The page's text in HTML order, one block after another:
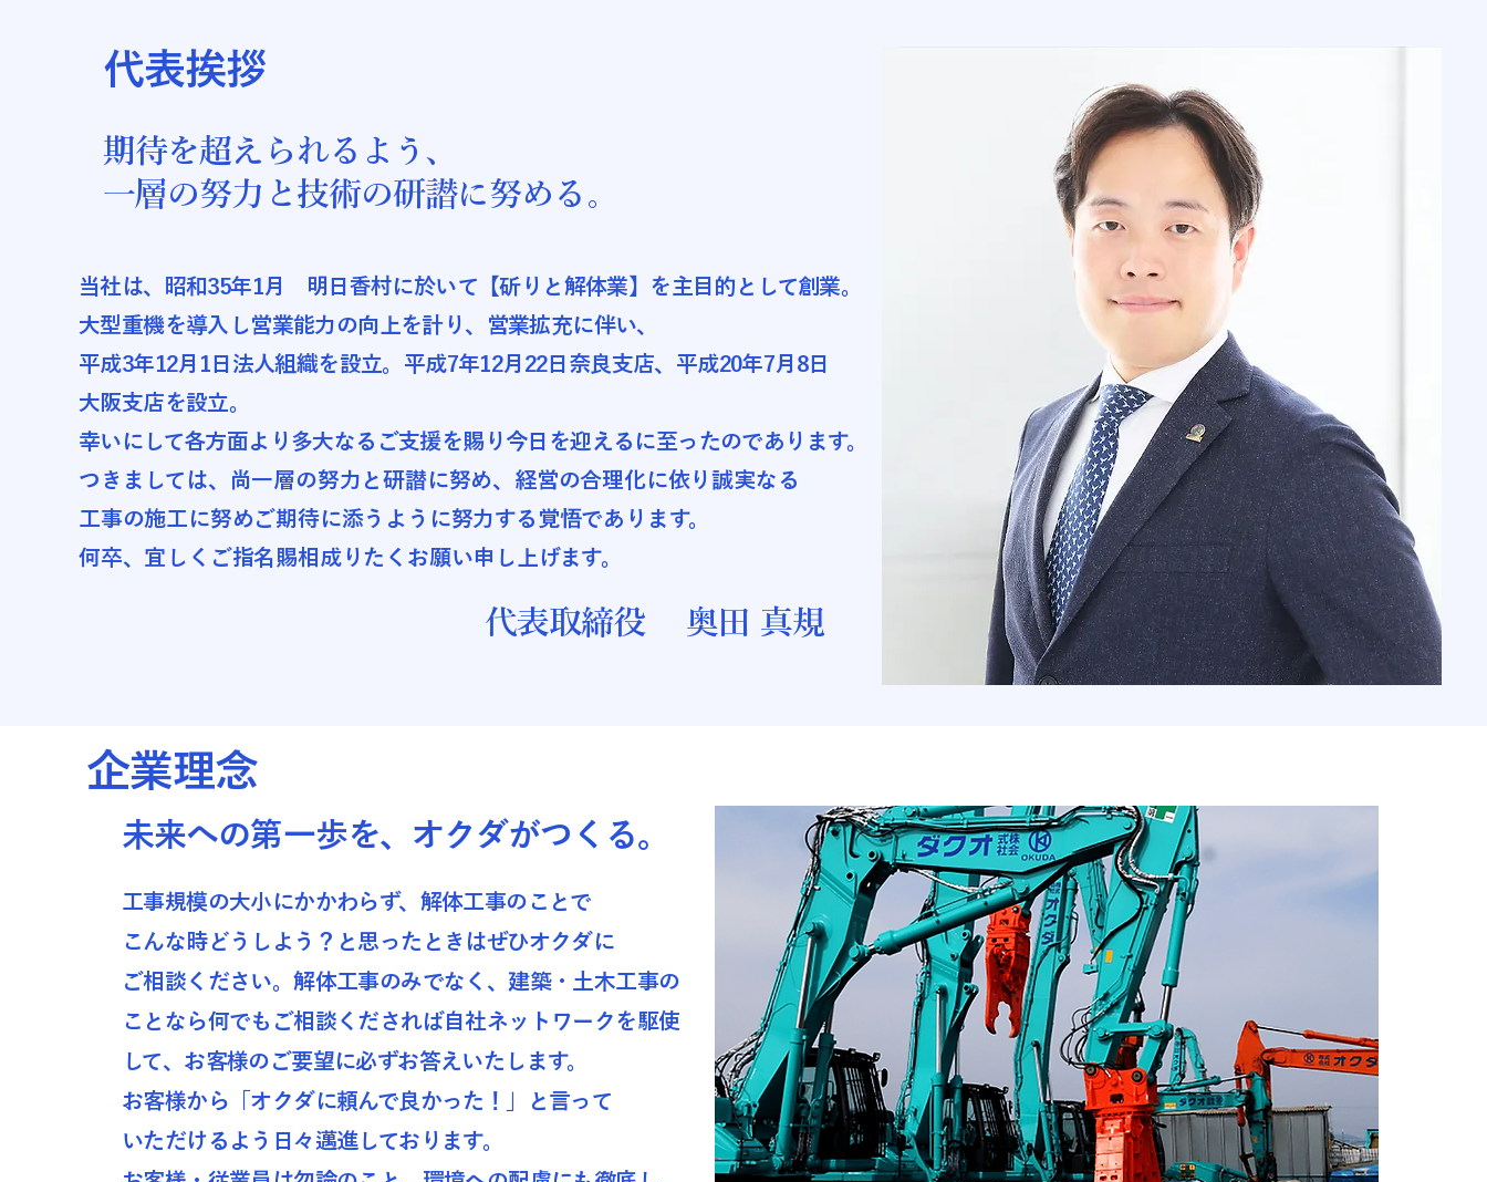
代表挨拶
期待を超えられるよう、
一層の努力と技術の研譛に努める。
当社は、昭和35年1月 明日香村に於いて【斫りと解体業】を主目的として創業。
大型重機を導入し営業能力の向上を計り、営業拡充に伴い、
平成3年12月1日法人組織を設立。平成7年12月22日奈良支店、平成20年7月8日
大阪支店を設立。
幸いにして各方面より多大なるご支援を賜り今日を迎えるに至ったのであります。
つきましては、尚一層の努力と研譛に努め、経営の合理化に依り誠実なる
工事の施工に努めご期待に添うように努力する覚悟であります。
何卒、宜しくご指名賜相成りたくお願い申し上げます。
代表取締役 奥田 真規
企業理念
工事規模の大小にかかわらず、解体工事のことで
こんな時どうしよう？と思ったときはぜひオクダに
ご相談ください。解体工事のみでなく、建築・土木工事の
ことなら何でもご相談くだされば自社ネットワークを駆使
して、お客様のご要望に必ずお答えいたします。
お客様から「オクダに頼んで良かった！」と言って
いただけるよう日々邁進しております。
未来への第一歩を、オクダがつくる。